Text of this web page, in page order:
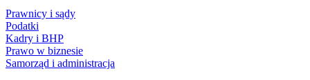
Prawnicy i sądy
Podatki
Kadry i BHP
Prawo w biznesie
Samorząd i administracja